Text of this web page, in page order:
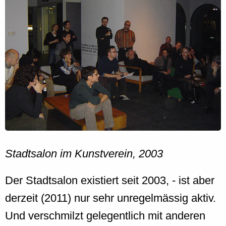
Stadtsalon im Kunstverein, 2003
Der Stadtsalon existiert seit 2003, - ist aber
derzeit (2011) nur sehr unregelmässig aktiv.
Und verschmilzt gelegentlich mit anderen